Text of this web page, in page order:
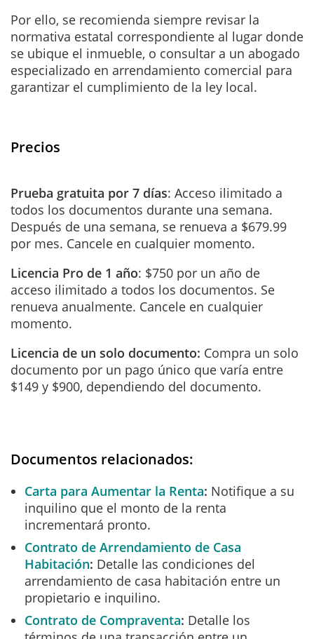
Por ello, se recomienda siempre revisar la
normativa estatal correspondiente al lugar donde
se ubique el inmueble, o consultar a un abogado
especializado en arrendamiento comercial para
garantizar el cumplimiento de la ley local.
Precios
Prueba gratuita por 7 días: Acceso ilimitado a
todos los documentos durante una semana.
Después de una semana, se renueva a $679.99
por mes. Cancele en cualquier momento.
Licencia Pro de 1 año: $750 por un año de
acceso ilimitado a todos los documentos. Se
renueva anualmente. Cancele en cualquier
momento.
Licencia de un solo documento: Compra un solo
documento por un pago único que varía entre
$149 y $900, dependiendo del documento.
Documentos relacionados:
Carta para Aumentar la Renta Notifique a su
inquilino que el monto de la renta
incrementará pronto.
Contrato de Arrendamiento de Casa
Habitación Detalle las condiciones del
arrendamiento de casa habitación entre un
propietario e inquilino.
Contrato de Compraventa Detalle los